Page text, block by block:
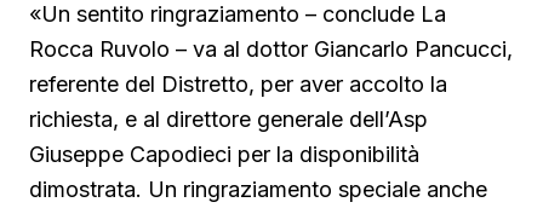
«Un sentito ringraziamento – conclude La
Rocca Ruvolo – va al dottor Giancarlo Pancucci,
referente del Distretto, per aver accolto la
richiesta, e al direttore generale dell’Asp
Giuseppe Capodieci per la disponibilità
dimostrata. Un ringraziamento speciale anche